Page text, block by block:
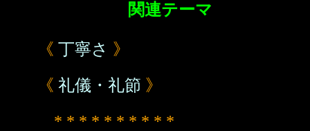
関連テーマ
《 丁寧さ 》
《 礼儀・礼節 》
* * * * * * * * * *